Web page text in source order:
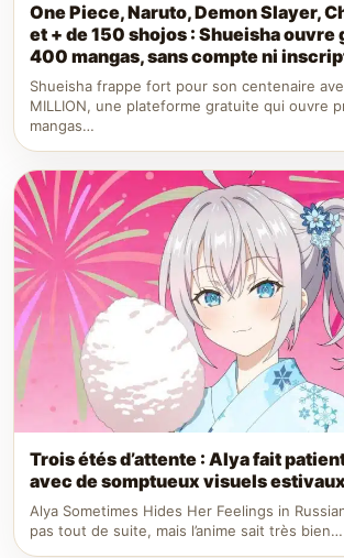
One Piece, Naruto, Demon Slayer,
et + de 150 shojos : Shueisha
400 mangas, sans compte ni
Shueisha frappe fort pour son centenaire
MILLION, une plateforme gratuite qui ouvre
mangas…
Trois étés d’attente : Alya fait
avec de somptueux visuels estivaux
Alya Sometimes Hides Her Feelings in
pas tout de suite, mais l’anime sait très bien…